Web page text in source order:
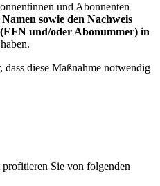
und Abonnenten
sowie den Nachweis
und/oder Abonummer) in
dass diese Maßnahme notwendig
profitieren Sie von folgenden